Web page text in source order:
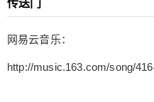
传送门
网易云音乐：
http://music.163.com/song/
有你 的世界 索性不如
一年要开开心心。